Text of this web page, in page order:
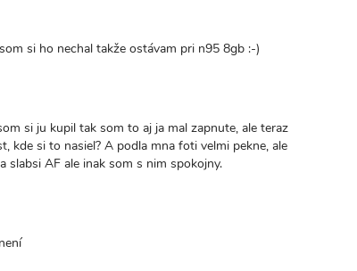
si ho nechal takže ostávam pri n95 8gb :-)
si ju kupil tak som to aj ja mal zapnute, ale teraz
kde si to nasiel? A podla mna foti velmi pekne, ale
slabsi AF ale inak som s nim spokojny.